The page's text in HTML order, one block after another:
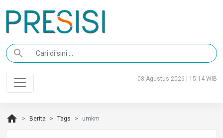
search
08 Agustus 2026 | 15:14 WIB
home Berita Tags umkm